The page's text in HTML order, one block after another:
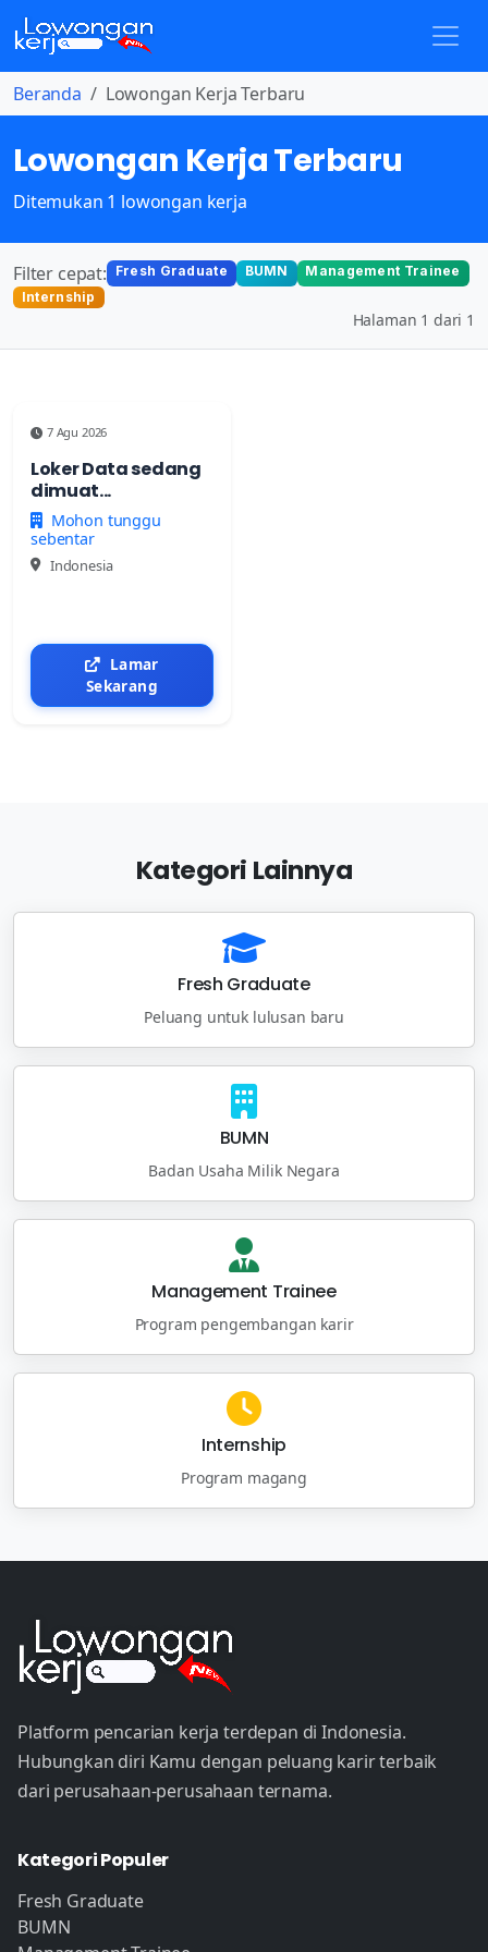
Beranda Lowongan Kerja Terbaru
Lowongan Kerja Terbaru
Ditemukan 1 lowongan kerja
Filter cepat: Fresh Graduate BUMN
Management Trainee
Internship
Halaman 1 dari 1
7 Agu 2026
Loker Data sedang
dimuat...
Mohon tunggu
sebentar
Indonesia
Lamar
Sekarang
Kategori Lainnya
Fresh Graduate
Peluang untuk lulusan baru
BUMN
Badan Usaha Milik Negara
Management Trainee
Program pengembangan karir
Internship
Program magang
Platform pencarian kerja terdepan di Indonesia.
Hubungkan diri Kamu dengan peluang karir terbaik
dari perusahaan-perusahaan ternama.
Kategori Populer
Fresh Graduate
BUMN